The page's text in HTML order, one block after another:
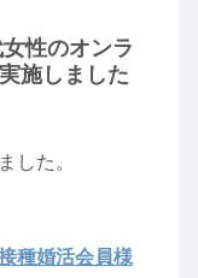
性のオンラ
施しました
した。
種婚活会員様